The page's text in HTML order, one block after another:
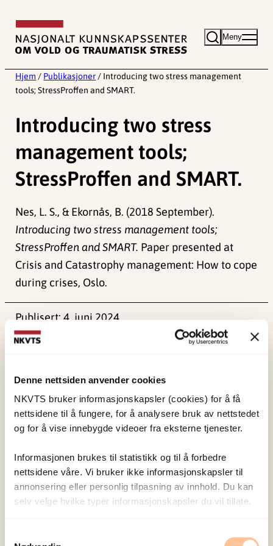
Denne nettsiden anvender cookies
NKVTS bruker informasjonskapsler (cookies) for å få
nettsidene til å fungere, for å analysere bruk av nettstedet
og for å vise innebygde videoer fra eksterne tjenester.
Informasjonen brukes til statistikk og til å forbedre
nettsidene våre. Vi bruker ikke informasjonskapsler til
annonsering eller personlig tilpasning av innhold. Du kan
selv velge hvilke typer informasjonskapsler du vil tillate.
innhold
Meny
Hjem / Publikasjoner / Introducing two stress management
tools; StressProffen and SMART.
Introducing two stress
management tools;
StressProffen and SMART.
Nes, L. S., & Ekornås, B. (2018 September).
Introducing two stress management tools;
StressProffen and SMART. Paper presented at
Crisis and Catastrophy management: How to cope
during crises, Oslo.
Publisert:4. juni 2024
Sist redigert:
NKVTS utvikler og sprer kunnskap og kompetanse
til å forebygge og redusere de helsemessige og
sosiale konsekvensene som vold og traumatisk
stress kan medføre.